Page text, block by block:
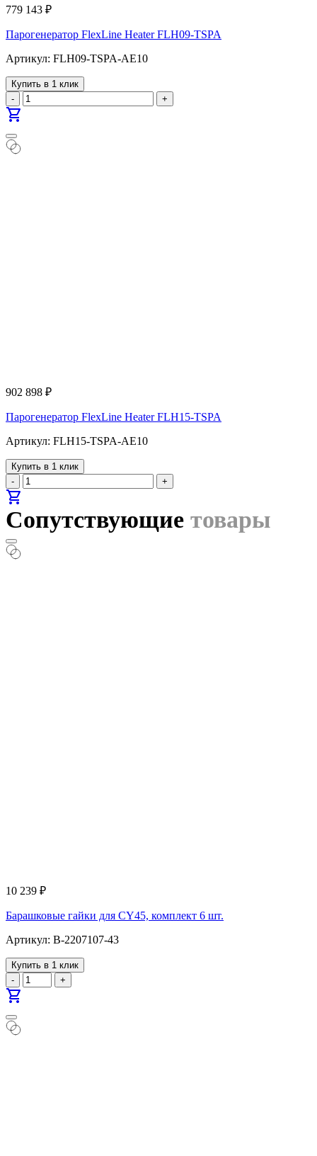
779 143 ₽
Парогенератор FlexLine Heater FLH09-TSPA
Артикул: FLH09-TSPA-AE10
Купить в 1 клик
-
+
shopping_cart
902 898 ₽
Парогенератор FlexLine Heater FLH15-TSPA
Артикул: FLH15-TSPA-AE10
Купить в 1 клик
-
+
shopping_cart
Сопутствующие товары
10 239 ₽
Барашковые гайки для CY45, комплект 6 шт.
Артикул: B-2207107-43
Купить в 1 клик
-
+
shopping_cart